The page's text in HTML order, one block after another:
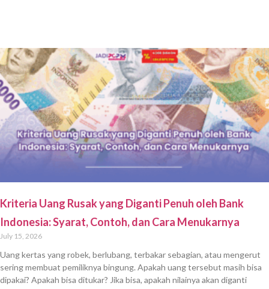
Kriteria Uang Rusak yang Diganti Penuh oleh Bank
Indonesia: Syarat, Contoh, dan Cara Menukarnya
July 15, 2026
Uang kertas yang robek, berlubang, terbakar sebagian, atau mengerut
sering membuat pemiliknya bingung. Apakah uang tersebut masih bisa
dipakai? Apakah bisa ditukar? Jika bisa, apakah nilainya akan diganti